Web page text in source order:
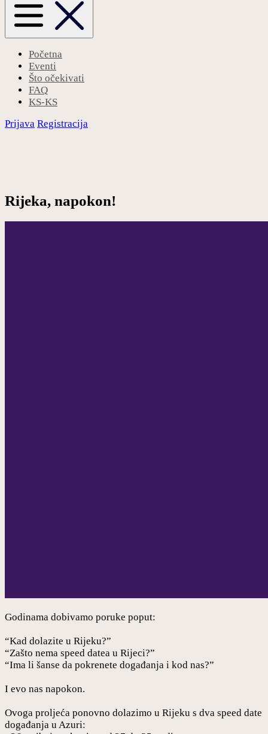
Početna
Eventi
Što očekivati
FAQ
KS-KS
Prijava Registracija
Rijeka, napokon!
Godinama dobivamo poruke poput:
“Kad dolazite u Rijeku?”
“Zašto nema speed datea u Rijeci?”
“Ima li šanse da pokrenete događanja i kod nas?”
I evo nas napokon.
Ovoga proljeća ponovno dolazimo u Rijeku s dva speed date
događanja u Azuri: